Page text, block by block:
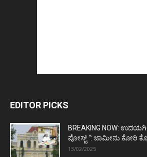
EDITOR PICKS
BREAKING NOW:
ಪೋಸ್ಟ್‌ “: ಜಾಮೀನು ಕೋರಿ
13/02/2025